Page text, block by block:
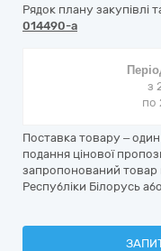
Рядок плану закупівлі
014490-a
з
по
Поставка товару –
подання цінової
запропонований товар
Республіки Білорусь